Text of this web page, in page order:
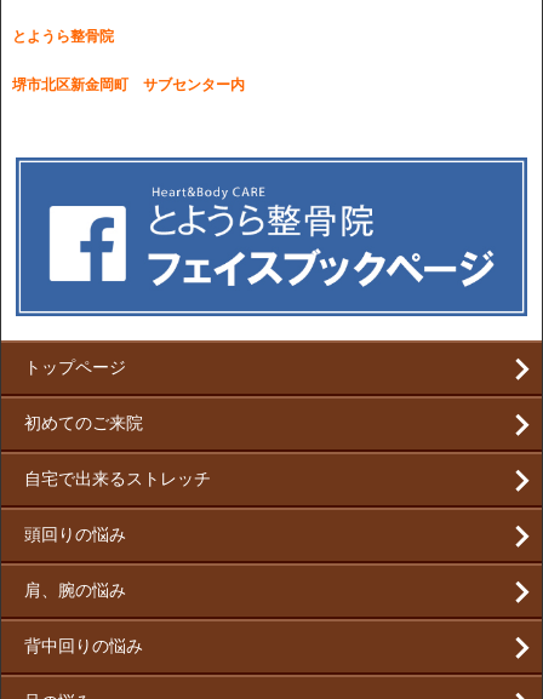
とようら整骨院
堺市北区新金岡町 サブセンター内
トップページ
初めてのご来院
自宅で出来るストレッチ
頭回りの悩み
肩、腕の悩み
背中回りの悩み